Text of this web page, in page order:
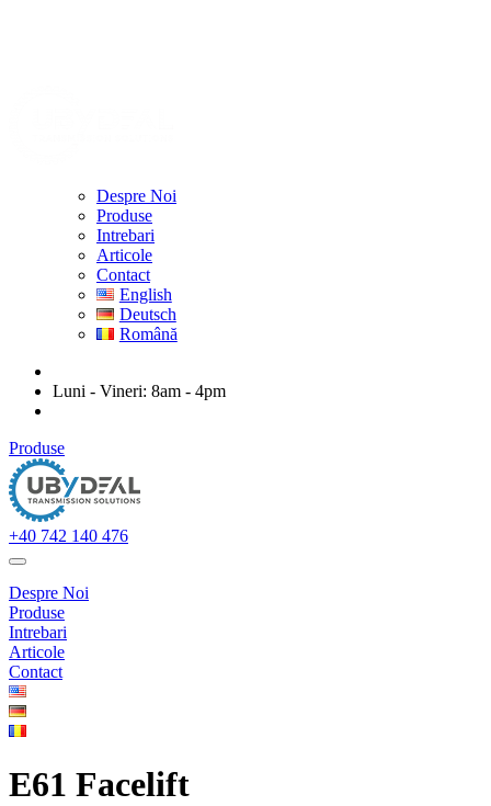
Despre Noi
Produse
Intrebari
Articole
Contact
English
Deutsch
Română
Luni - Vineri: 8am - 4pm
Produse
+40 742 140 476
Despre Noi
Produse
Intrebari
Articole
Contact
E61 Facelift